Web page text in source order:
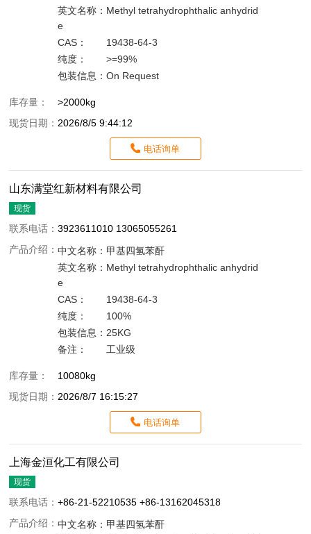
英文名称： Methyl tetrahydrophthalic anhydrid
e
CAS：
19438-64-3
纯度：
>=99%
包装信息：On Request
库存量：
>2000kg
现货日期： 2026/8/5 9:44:12
电话询单
山东满堂红新材料有限公司
现货
联系电话：3923611010 13065055261
产品介绍：中文名称： 甲基四氢苯酐
英文名称： Methyl tetrahydrophthalic anhydrid
e
CAS：
19438-64-3
纯度：
100%
包装信息： 25KG
备注：
工业级
库存量：
10080kg
现货日期： 2026/8/7 16:15:27
电话询单
上海金洹化工有限公司
现货
联系电话：+86-21-52210535 +86-13162045318
产品介绍：中文名称： 甲基四氢苯酐